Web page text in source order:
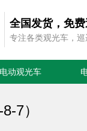
全国发货，免
专注各类观光车，
电动观光车
7）